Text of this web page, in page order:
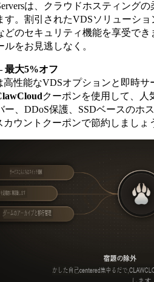
は、クラウドホスティン
す。割引されたVDSソリューシ
のセキュリティ機能を享受でき
をお見逃しなく。
最大5%オフ
高性能なVDSオプションと即時
クーポンを使用して、人
、DDoS保護、SSDベースのホ
カウントクーポンで節約しましょ